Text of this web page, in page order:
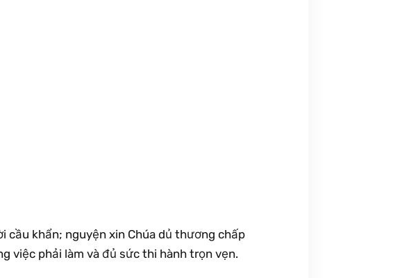
cầu khẩn; nguyện xin Chúa dủ thương chấp
việc phải làm và đủ sức thi hành trọn vẹn.